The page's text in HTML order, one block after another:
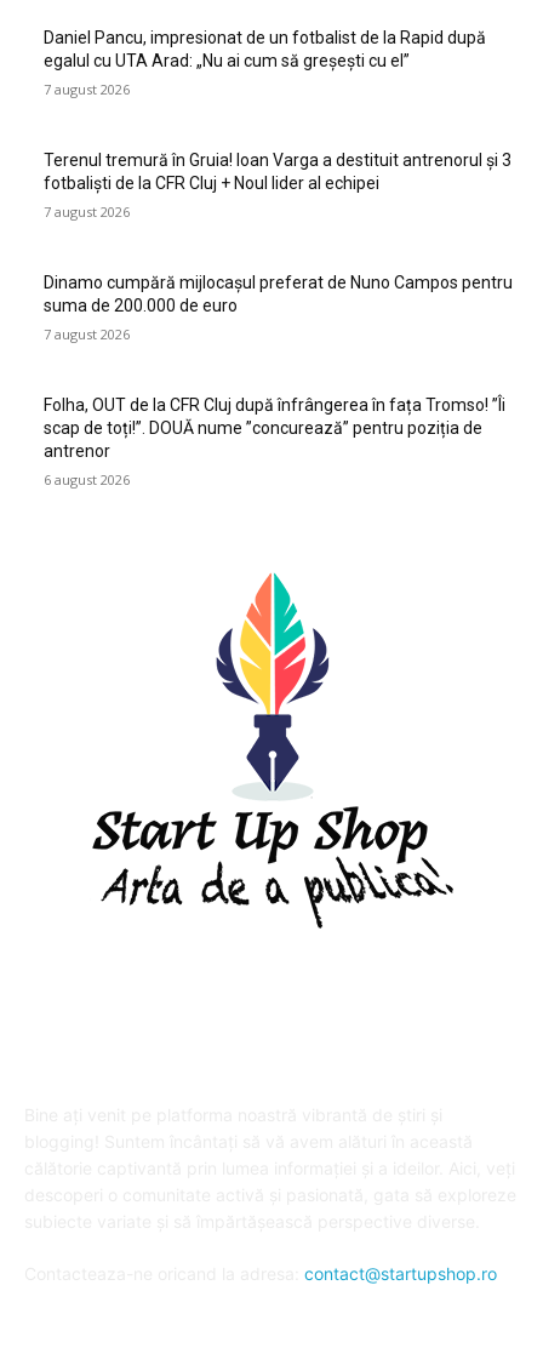
Daniel Pancu, impresionat de un fotbalist de la Rapid după
egalul cu UTA Arad: „Nu ai cum să greșești cu el”
7 august 2026
Terenul tremură în Gruia! Ioan Varga a destituit antrenorul și 3
fotbaliști de la CFR Cluj + Noul lider al echipei
7 august 2026
Dinamo cumpără mijlocașul preferat de Nuno Campos pentru
suma de 200.000 de euro
7 august 2026
Folha, OUT de la CFR Cluj după înfrângerea în fața Tromso! ”Îi
scap de toți!”. DOUĂ nume ”concurează” pentru poziția de
antrenor
6 august 2026
contact@startupshop.ro